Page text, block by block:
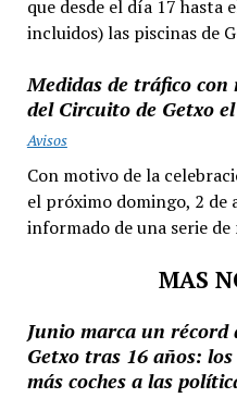
que desde el día 17 hasta
incluidos) las piscinas de
Medidas de tráfico con
del Circuito de Getxo
Avisos
Con motivo de la
el próximo domingo, 2 de
informado de una serie de
MAS
Junio marca un récord
Getxo tras 16 años:
más coches a las